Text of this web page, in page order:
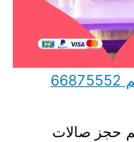
حجز صالات وقاعات في صباح السالم 66875552
حجز صالات